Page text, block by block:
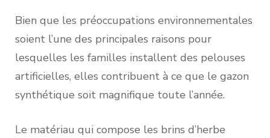
Bien que les préoccupations environnementales
soient l’une des principales raisons pour
lesquelles les familles installent des pelouses
artificielles, elles contribuent à ce que le gazon
synthétique soit magnifique toute l’année.
Le matériau qui compose les brins d’herbe